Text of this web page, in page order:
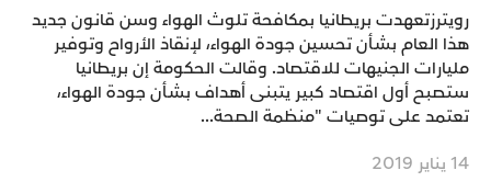
رويترزتعهدت بريطانيا بمكافحة تلوث الهواء وسن قانون جديد
هذا العام بشأن تحسين جودة الهواء، لإنقاذ الأرواح وتوفير
مليارات الجنيهات للاقتصاد. وقالت الحكومة إن بريطانيا
ستصبح أول اقتصاد كبير يتبنى أهداف بشأن جودة الهواء،
تعتمد على توصيات "منظمة الصحة...
14 يناير 2019